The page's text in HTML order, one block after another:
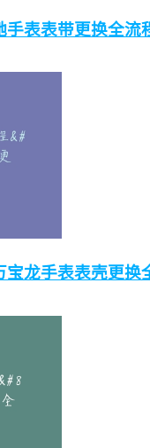
手表表带更换全流
龙手表表壳更换